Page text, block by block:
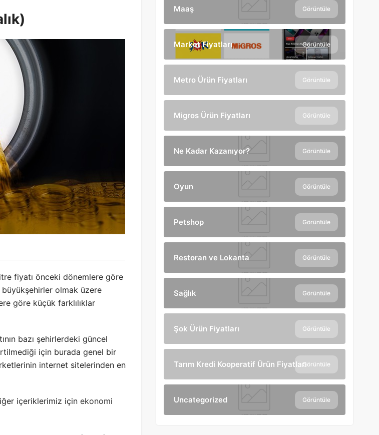
fiyatı önceki dönemlere göre
olmak üzere
göre küçük farklılıklar
bazı şehirlerdeki güncel
için burada genel bir
internet sitelerinden en
içeriklerimiz için ekonomi
Maaş Görüntüle
Market Fiyatları Görüntüle
Metro Ürün Fiyatları Görüntüle
Migros Ürün Fiyatları Görüntüle
Ne Kadar Kazanıyor? Görüntüle
Oyun Görüntüle
Petshop Görüntüle
Restoran ve Lokanta Görüntüle
Sağlık Görüntüle
Şok Ürün Fiyatları Görüntüle
Tarım Kredi Kooperatif Ürün FiyatlarıGörüntüle
Uncategorized Görüntüle